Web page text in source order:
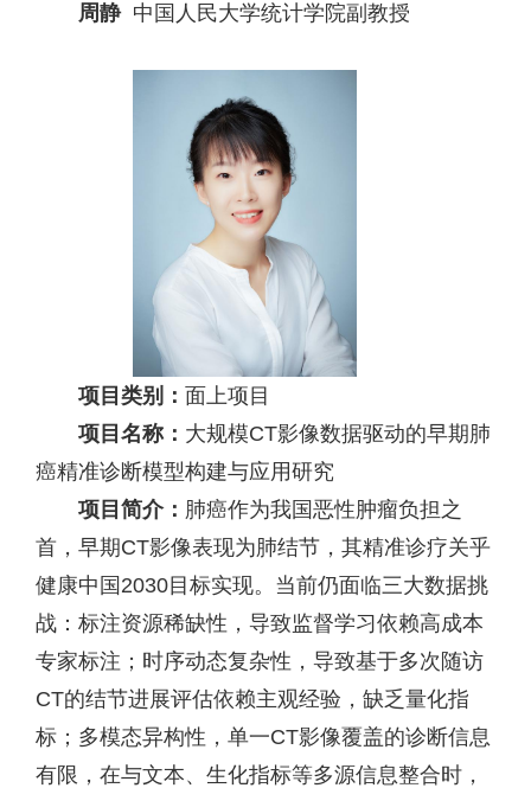
周静 中国人民大学统计学院副教授
项目类别： 面上项目
项目名称： 大规模CT影像数据驱动的早期肺
癌精准诊断模型构建与应用研究
项目简介： 肺癌作为我国恶性肿瘤负担之
首，早期CT影像表现为肺结节，其精准诊疗关乎
健康中国2030目标实现。当前仍面临三大数据挑
战：标注资源稀缺性，导致监督学习依赖高成本
专家标注；时序动态复杂性，导致基于多次随访
CT的结节进展评估依赖主观经验，缺乏量化指
标；多模态异构性，单一CT影像覆盖的诊断信息
有限，在与文本、生化指标等多源信息整合时，